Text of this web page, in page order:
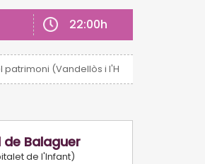
22:00h
patrimoni (Vandellòs i l'Hospitalet de
Balaguer
de l'Infant)